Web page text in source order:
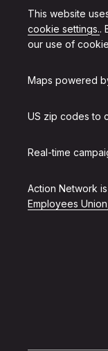
This website
cookie settings..
our use of
Maps powered
US zip codes to
Real-time
Action Network
Employees